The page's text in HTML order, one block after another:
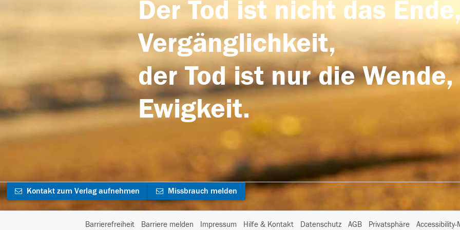
Der Tod ist nicht das
Vergänglichkeit,
der Tod ist nur die
Ewigkeit.
Kontakt zum Verlag aufnehmen Missbrauch melden
Barrierefreiheit Barriere melden Impressum Hilfe & Kontakt Datenschutz AGB Privatsphäre I